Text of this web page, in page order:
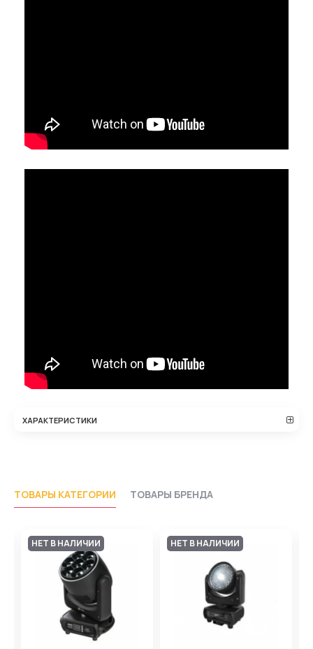
ХАРАКТЕРИСТИКИ
ТОВАРЫ КАТЕГОРИИ ТОВАРЫ БРЕНДА
НЕТ В НАЛИЧИИ НЕТ В НАЛИЧИИ